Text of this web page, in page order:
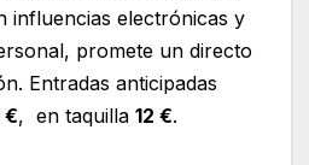
influencias electrónicas y
promete un directo
Entradas anticipadas
€, en taquilla 12 €.